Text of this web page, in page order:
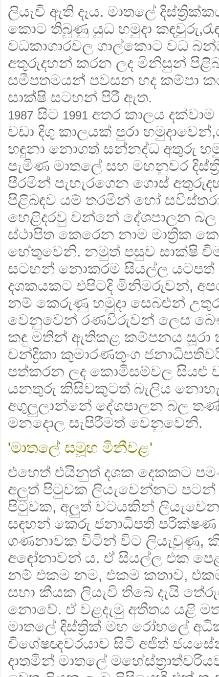
ලියැවි ඇති දෑය. මාතලේ
කොට තිබුණු යුධ හමුදා
වධකාගාරවල ගාල්කොට වධ
අතුරුදහන් කරන ලද මිනිසුන්
සමීපතමයන් පවසන හද කම්පා
සාක්ෂි සටහන් පිරී ඇත.
1987 සිට 1991 අතර කාලය
වඩා දිගු කාලයක් පුරා
හඳුනා නොගත් සන්නද්ධ අතුරු
පැමිණ මාතලේ සහ මහනුවර
පීරමින් පැහැරගෙන ගොස්
පිළිබඳව යම් තරමින් හෝ
හෙළිදරවු වන්නේ දේශපාලන
ස්ථාපිත කෙරෙන නාම මාත්‍රික
හේතුවෙනි. නමුත් පසුව සාක්ෂි
සටහන් නොකරම සියල්ල
දශකයකට එපිටදි මිනිමරුවන්,
නම් කෙරුණු හමුදා සෙබළුන්
වෙනුවෙන් රණවිරුවන් ලෙස
කඳු මතින් ඇතිකළ කම්පනය සූරා
චන්ද්‍රිකා කුමාරණතුංග
පත්කරන ලද කොමිසම්වල සියළු
යනතුරු කිසිවකුටත් බැලිය
අගුලුලාන්නේ දේශපාලන බල
මනදොල සැපිරීමත් වෙනුවෙනි.
'මාතලේ සමූහ මිනීවළ'
එහෙත් එයිනුත් දශක දෙකකට
අලුත් පිටුවක ලියැවෙන්නට
පිටුවක, අලුත් වටයකින්
සඳහන් කෙරු ජනාධිපති
ගණනාවක විටින් විට ලියැවුණු,
අඳෝනාවන් ය. ඒ සියල්ල එක
නම් එකම නම, එකම කතාව,
සභා කීයක ලියැවි තිබේ දැයි
නොවේ. ඒ වළදැමු අතීතය යළි
මාතලේ දිස්ත්‍රික් මහ රෝහලේ
විශේෂඥවරයාව සිටි අජිත්
දාතමින් මාතලේ